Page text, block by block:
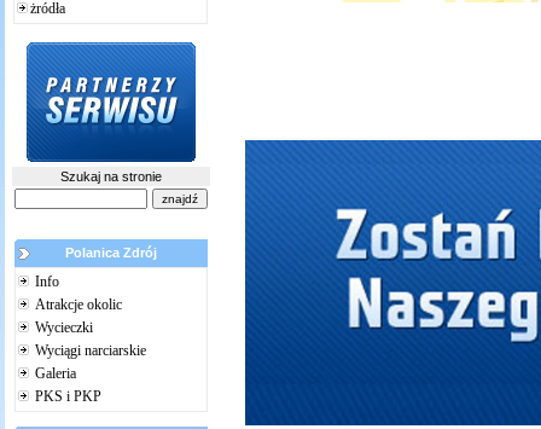
żródła
Szukaj na stronie
Polanica Zdrój
Info
Atrakcje okolic
Wycieczki
Wyciągi narciarskie
Galeria
PKS i PKP